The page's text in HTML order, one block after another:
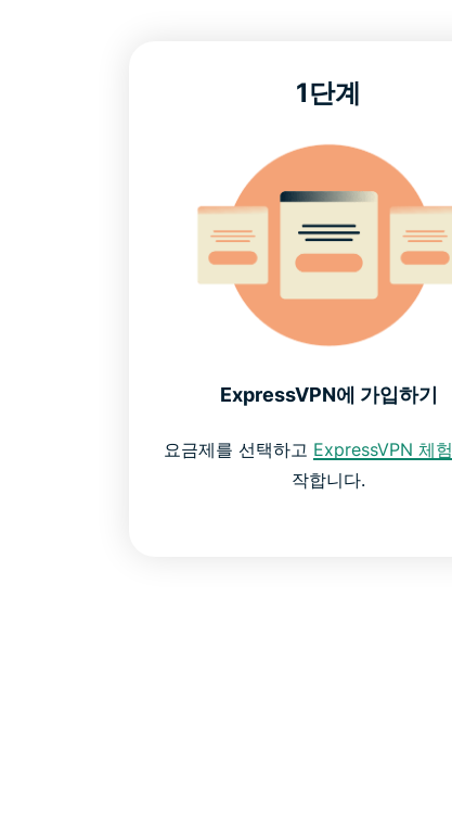
1단계
ExpressVPN에 가입하기
요금제를 선택하고 ExpressVPN 체험
작합니다.